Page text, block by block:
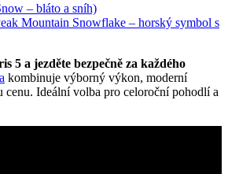
– bláto a sníh)
Mountain Snowflake – horský symbol s
5 a jezděte bezpečně za každého
kombinuje výborný výkon, moderní
cenu. Ideální volba pro celoroční pohodlí a